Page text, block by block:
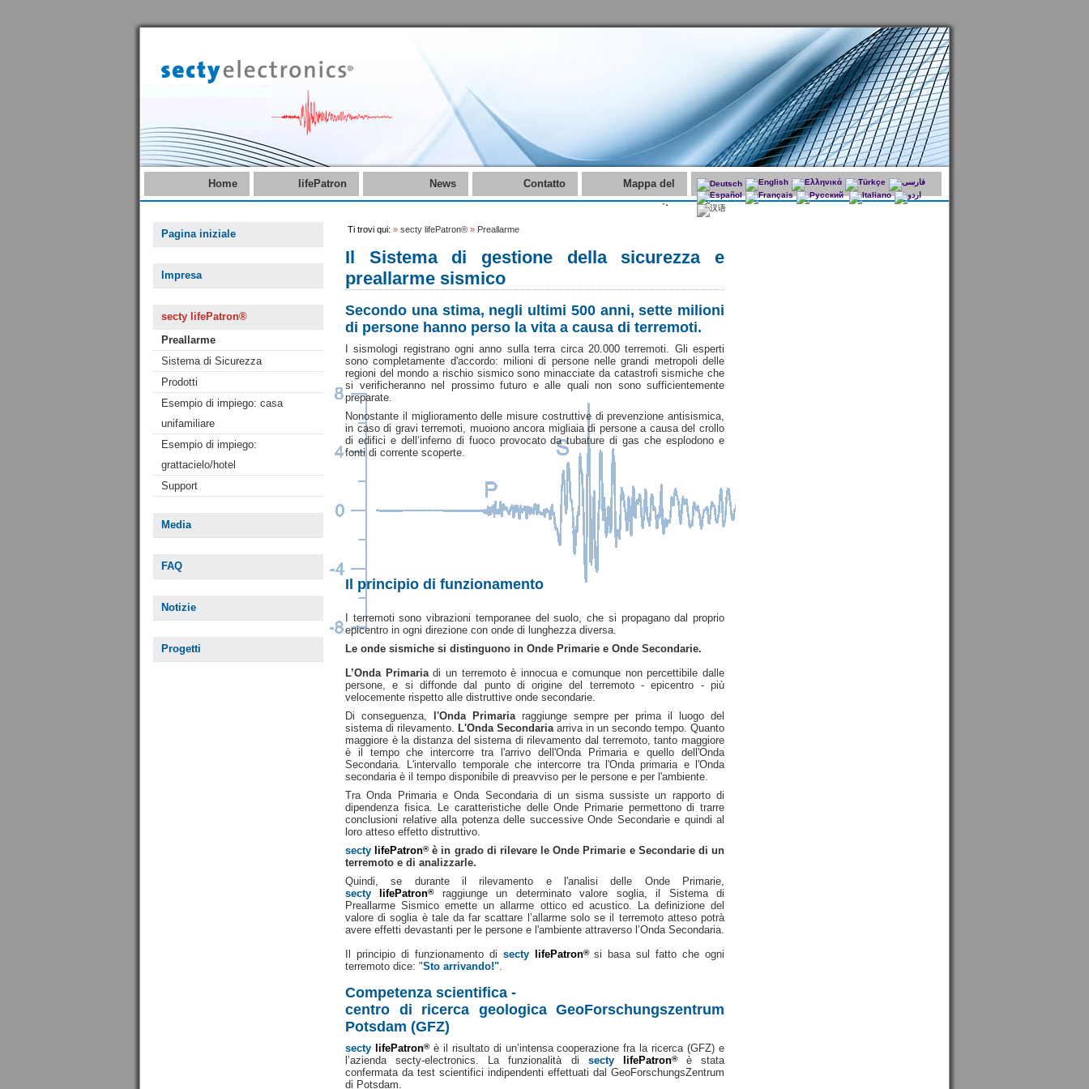
Home lifePatron News Contatto
Mappa del
sito
Pagina iniziale
Impresa
secty lifePatron®
Preallarme
Sistema di Sicurezza
Prodotti
Esempio di impiego: casa
unifamiliare
Esempio di impiego:
grattacielo/hotel
Support
Media
FAQ
Notizie
Progetti
Ti trovi qui: » secty lifePatron® » Preallarme
Il Sistema di gestione della sicurezza e
preallarme sismico
Secondo una stima, negli ultimi 500 anni, sette milioni
di persone hanno perso la vita a causa di terremoti.
I sismologi registrano ogni anno sulla terra circa 20.000 terremoti. Gli esperti
sono completamente d'accordo: milioni di persone nelle grandi metropoli delle
regioni del mondo a rischio sismico sono minacciate da catastrofi sismiche che
si verificheranno nel prossimo futuro e alle quali non sono sufficientemente
preparate.
Nonostante il miglioramento delle misure costruttive di prevenzione antisismica,
in caso di gravi terremoti, muoiono ancora migliaia di persone a causa del crollo
di edifici e dell’inferno di fuoco provocato da tubature di gas che esplodono e
fonti di corrente scoperte.
Il principio di funzionamento
I terremoti sono vibrazioni temporanee del suolo, che si propagano dal proprio
epicentro in ogni direzione con onde di lunghezza diversa.
Le onde sismiche si distinguono in Onde Primarie e Onde Secondarie.
L’Onda Primariadi un terremoto è innocua e comunque non percettibile dalle
persone, e si diffonde dal punto di origine del terremoto - epicentro - più
velocemente rispetto alle distruttive onde secondarie.
Di conseguenza,
l'Onda Primariaraggiunge sempre per prima il luogo del
sistema di rilevamento. L'Onda Secondariaarriva in un secondo tempo. Quanto
maggiore è la distanza del sistema di rilevamento dal terremoto, tanto maggiore
è il tempo che intercorre tra l'arrivo dell'Onda Primaria e quello dell'Onda
Secondaria. L'intervallo temporale che intercorre tra l'Onda primaria e l'Onda
secondaria è il tempo disponibile di preavviso per le persone e per l'ambiente.
Tra Onda Primaria e Onda Secondaria di un sisma sussiste un rapporto di
dipendenza fisica. Le caratteristiche delle Onde Primarie permettono di trarre
conclusioni relative alla potenza delle successive Onde Secondarie e quindi al
loro atteso effetto distruttivo.
secty lifePatron® è in grado di rilevare le Onde Primarie e Secondarie di un
terremoto e di analizzarle.
Quindi, se durante il rilevamento e l'analisi delle Onde Primarie,
secty
lifePatron®raggiunge un determinato valore soglia, il Sistema di
Preallarme Sismico emette un allarme ottico ed acustico. La definizione del
valore di soglia è tale da far scattare l’allarme solo se il terremoto atteso potrà
avere effetti devastanti per le persone e l'ambiente attraverso l’Onda Secondaria.
Il principio di funzionamento di secty lifePatron®si basa sul fatto che ogni
terremoto dice: "Sto arrivando!".
Competenza scientifica -
centro di ricerca geologica GeoForschungszentrum
Potsdam (GFZ)
secty lifePatron® è il risultato di un’intensa cooperazione fra la ricerca (GFZ) e
l’azienda secty-electronics. La funzionalità di secty lifePatron®
è stata
confermata da test scientifici indipendenti effettuati dal GeoForschungsZentrum
di Potsdam.